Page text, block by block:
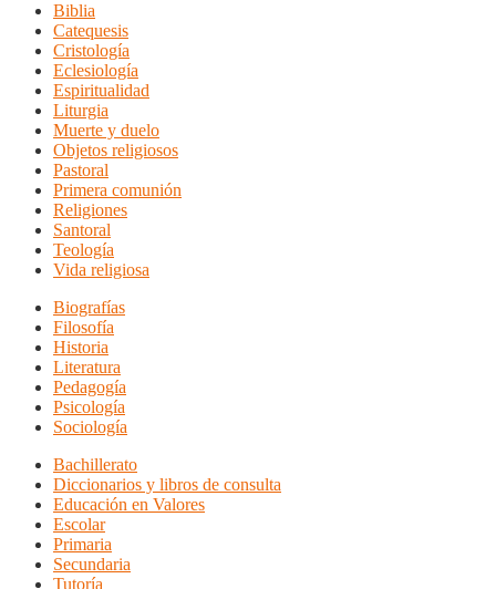
Biblia
Catequesis
Cristología
Eclesiología
Espiritualidad
Liturgia
Muerte y duelo
Objetos religiosos
Pastoral
Primera comunión
Religiones
Santoral
Teología
Vida religiosa
Biografías
Filosofía
Historia
Literatura
Pedagogía
Psicología
Sociología
Bachillerato
Diccionarios y libros de consulta
Educación en Valores
Escolar
Primaria
Secundaria
Tutoría